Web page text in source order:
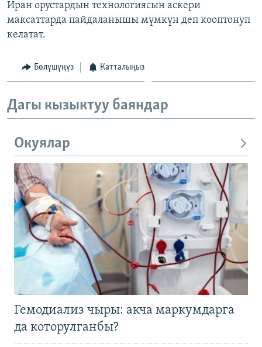
Иран орустардын технологиясын аскери
максаттарда пайдаланышы мүмкүн деп кооптонуп
келатат.
Бөлүшүңүз Катталыңыз
Дагы кызыктуу баяндар
Окуялар
Гемодиализ чыры: акча маркумдарга
да которулганбы?